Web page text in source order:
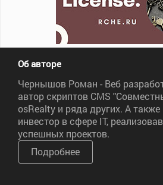
Об авторе
Чернышов Роман - Веб
автор скриптов CMS
osRealty и ряда других. А
инвестор в сфере IT,
успешных проектов.
Подробнее